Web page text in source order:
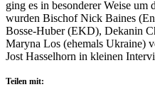
ging es in besonderer Weise um
wurden Bischof Nick Baines
Bosse-Huber (EKD), Dekanin
Maryna Los (ehemals Ukraine)
Jost Hasselhorn in kleinen
Teilen mit: